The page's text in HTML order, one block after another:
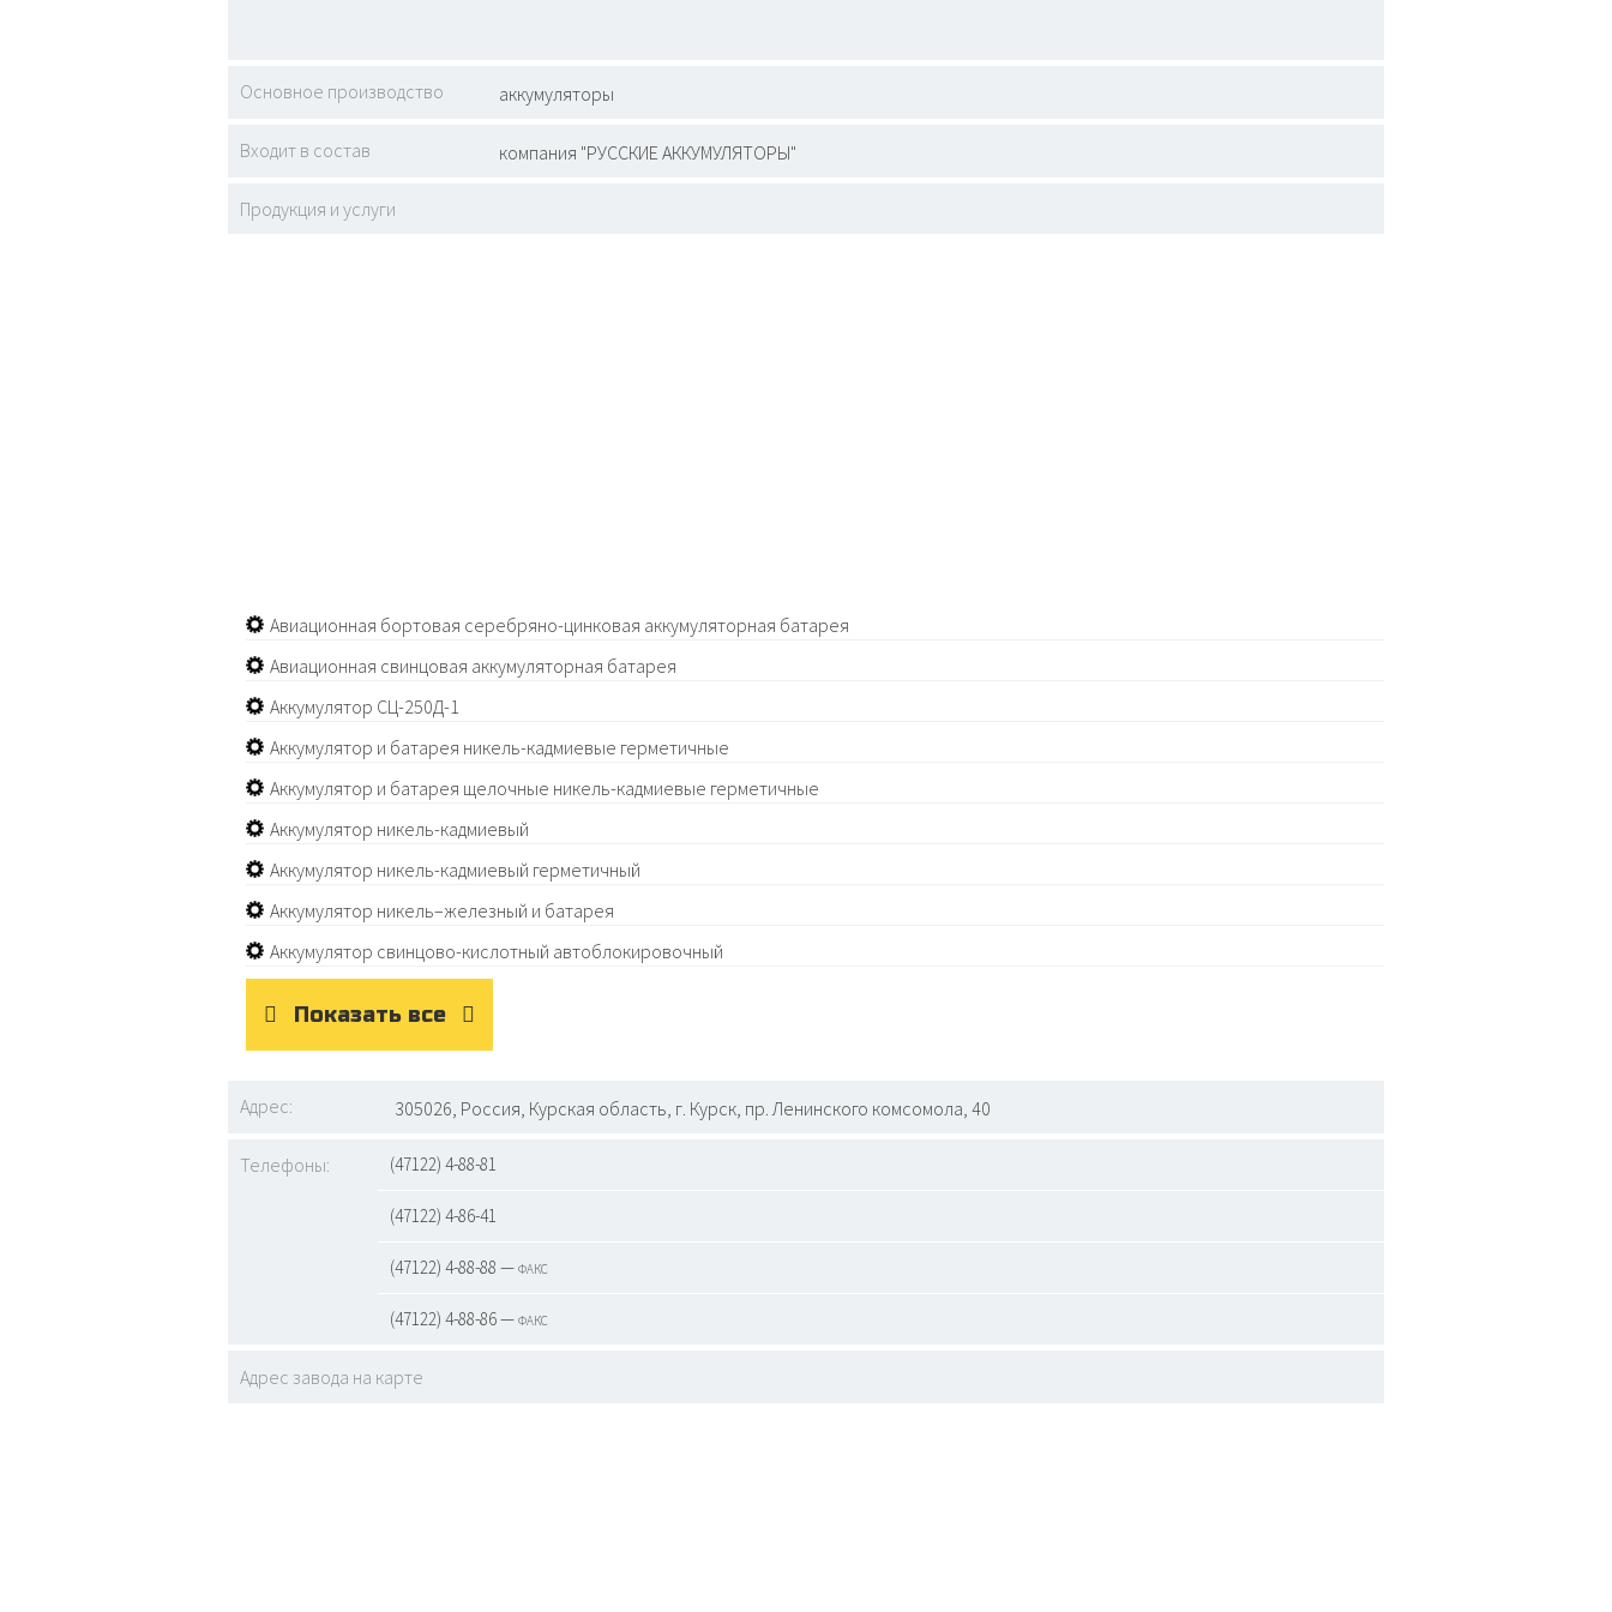
Основное производство аккумуляторы
Входит в состав компания "РУССКИЕ АККУМУЛЯТОРЫ"
Продукция и услуги
Авиационная бортовая серебряно-цинковая аккумуляторная батарея
Авиационная свинцовая аккумуляторная батарея
Аккумулятор СЦ-250Д-1
Аккумулятор и батарея никель-кадмиевые герметичные
Аккумулятор и батарея щелочные никель-кадмиевые герметичные
Аккумулятор никель-кадмиевый
Аккумулятор никель-кадмиевый герметичный
Аккумулятор никель–железный и батарея
Аккумулятор свинцово-кислотный автоблокировочный
Показать все
Адрес: 305026, Россия, Курская область, г. Курск, пр. Ленинского комсомола, 40
Телефоны: (47122) 4-88-81
(47122) 4-86-41
(47122) 4-88-88 — факс
(47122) 4-88-86 — факс
Адрес завода на карте